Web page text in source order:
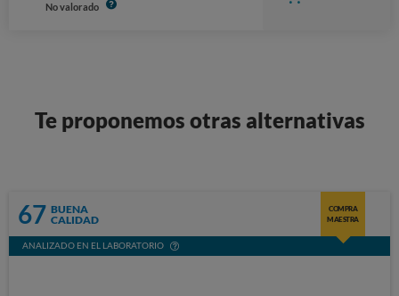
No valorado
Te proponemos otras alternativas
67 BUENA
CALIDAD
COMPRA
MAESTRA
ANALIZADO EN EL LABORATORIO